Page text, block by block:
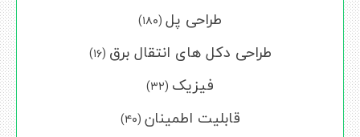
طراحی پل (۱۸۰)
طراحی دکل های انتقال برق (۱۶)
فیزیک (۳۲)
قابلیت اطمینان (۴۰)